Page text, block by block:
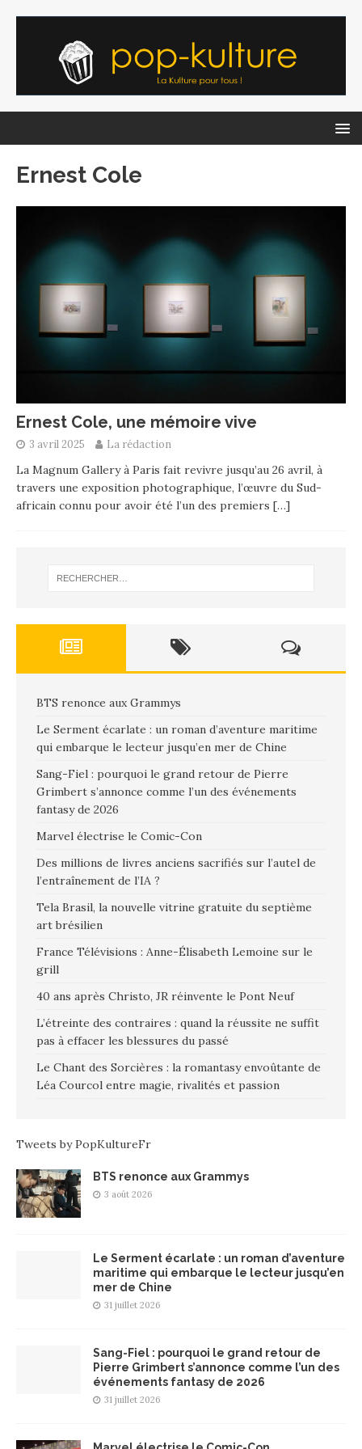
Ernest Cole
Ernest Cole, une mémoire vive
3 avril 2025 La rédaction
La Magnum Gallery à Paris fait revivre jusqu’au 26 avril, à
travers une exposition photographique, l’œuvre du Sud-
africain connu pour avoir été l’un des premiers […]
BTS renonce aux Grammys
Le Serment écarlate : un roman d’aventure maritime
qui embarque le lecteur jusqu’en mer de Chine
Sang-Fiel : pourquoi le grand retour de Pierre
Grimbert s’annonce comme l’un des événements
fantasy de 2026
Marvel électrise le Comic-Con
Des millions de livres anciens sacrifiés sur l’autel de
l’entraînement de l’IA ?
Tela Brasil, la nouvelle vitrine gratuite du septième
art brésilien
France Télévisions : Anne-Élisabeth Lemoine sur le
grill
40 ans après Christo, JR réinvente le Pont Neuf
L’étreinte des contraires : quand la réussite ne suffit
pas à effacer les blessures du passé
Le Chant des Sorcières : la romantasy envoûtante de
Léa Courcol entre magie, rivalités et passion
Tweets by PopKultureFr
BTS renonce aux Grammys
3 août 2026
Le Serment écarlate : un roman d’aventure
maritime qui embarque le lecteur jusqu’en
mer de Chine
31 juillet 2026
Sang-Fiel : pourquoi le grand retour de
Pierre Grimbert s’annonce comme l’un des
événements fantasy de 2026
31 juillet 2026